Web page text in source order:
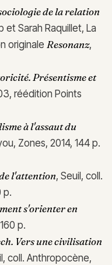
de la relation
et Sarah Raquillet, La
originale Resonanz,
Présentisme et
réédition Points
à l'assaut du
Zones, 2014, 144 p.
l'attention, Seuil, coll.
p.
s'orienter en
p.
Vers une civilisation
coll. Anthropocène,